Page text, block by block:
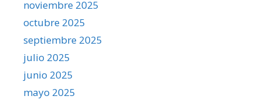
noviembre 2025
octubre 2025
septiembre 2025
julio 2025
junio 2025
mayo 2025